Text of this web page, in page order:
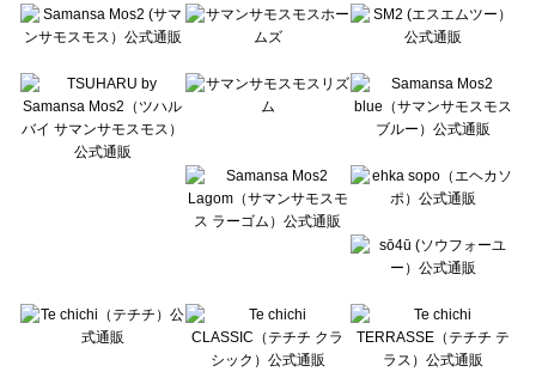
Te chichi（テチチ）のブルゾン 一覧
Te chichi CLASSIC（テチチ クラシック）のブルゾン 一覧
Lugnoncure（ルノンキュール）のブルゾン 一覧
BETTY'S BLUE（べティーズブルー）のブルゾン 一覧
Wpc.（ワールドパーティー）のブルゾン 一覧